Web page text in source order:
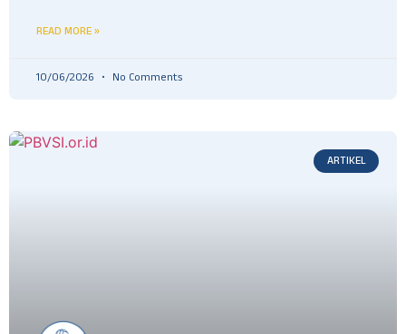
READ MORE »
10/06/2026 No Comments
ARTIKEL